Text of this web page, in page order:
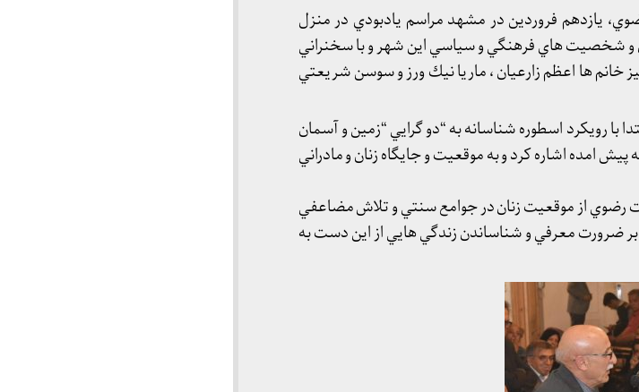
یازدهم فروردین در مشهد مراسم يادبودي در منزل
و شخصيت هاي فرهنگي و سياسي اين شهر و با سخنراني
ها اعظم زارعیان ، ماريا نيك ورز و سوسن شريعتي
با رويكرد اسطوره شناسانه به “دو گرايي “زمين و آسمان
امده اشاره كرد و به موقعيت و جايگاه زنان و مادراني
رضوي از موقعيت زنان در جوامع سنتي و تلاش مضاعفي
ضرورت معرفي و شناساندن زندگي هايي از اين دست به